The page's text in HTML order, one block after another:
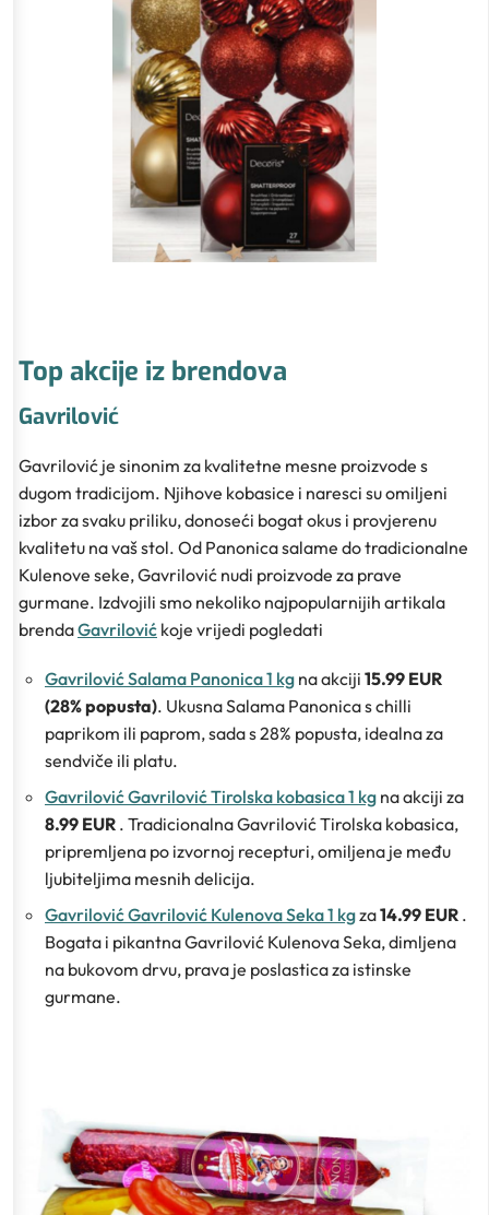
Top akcije iz brendova
Gavrilović
Gavrilović je sinonim za kvalitetne mesne proizvode s
dugom tradicijom. Njihove kobasice i naresci su omiljeni
izbor za svaku priliku, donoseći bogat okus i provjerenu
kvalitetu na vaš stol. Od Panonica salame do tradicionalne
Kulenove seke, Gavrilović nudi proizvode za prave
gurmane. Izdvojili smo nekoliko najpopularnijih artikala
brendaGavrilović koje vrijedi pogledati
Gavrilović Salama Panonica 1 kg na akciji 15.99 EUR
(28% popusta). Ukusna Salama Panonica s chilli
paprikom ili paprom, sada s 28% popusta, idealna za
sendviče ili platu.
Gavrilović Gavrilović Tirolska kobasica 1 kg na akciji za
8.99 EUR . Tradicionalna Gavrilović Tirolska kobasica,
pripremljena po izvornoj recepturi, omiljena je među
ljubiteljima mesnih delicija.
Gavrilović Gavrilović Kulenova Seka 1 kgza14.99 EUR .
Bogata i pikantna Gavrilović Kulenova Seka, dimljena
na bukovom drvu, prava je poslastica za istinske
gurmane.